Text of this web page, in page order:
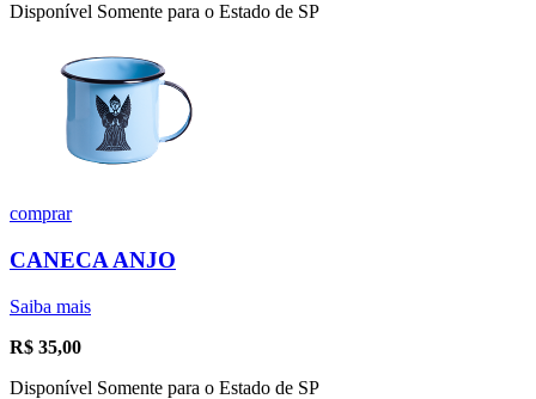
Disponível Somente para o Estado de SP
comprar
CANECA ANJO
Saiba mais
R$ 35,00
Disponível Somente para o Estado de SP